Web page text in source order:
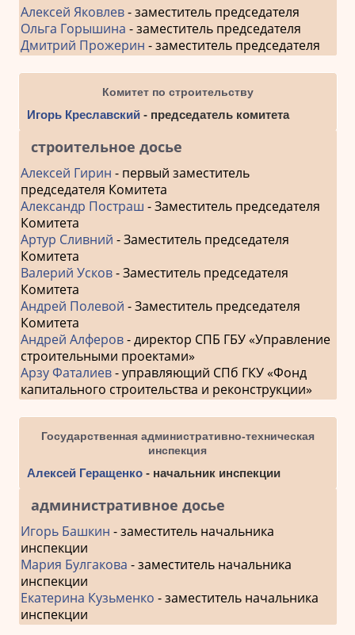
Алексей Яковлев- заместитель председателя
Ольга Горышина - заместитель председателя
Дмитрий Прожерин - заместитель председателя
Комитет по строительству
Игорь Креславский - председатель комитета
строительное досье
Алексей Гирин - первый заместитель
председателя Комитета
Александр Постраш - Заместитель председателя
Комитета
Артур Сливний - Заместитель председателя
Комитета
Валерий Усков- Заместитель председателя
Комитета
Андрей Полевой - Заместитель председателя
Комитета
Андрей Алферов- директор СПБ ГБУ «Управление
строительными проектами»
Арзу Фаталиев- управляющий СПб ГКУ «Фонд
капитального строительства и реконструкции»
Государственная административно-техническая
инспекция
Алексей Геращенко- начальник инспекции
административное досье
Игорь Башкин - заместитель начальника
инспекции
Мария Булгакова - заместитель начальника
инспекции
Екатерина Кузьменко - заместитель начальника
инспекции